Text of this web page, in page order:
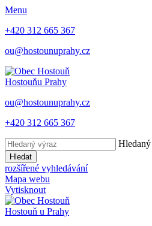
Menu
+420 312 665 367
ou@hostounuprahy.cz
Hostouňu Prahy
ou@hostounuprahy.cz
+420 312 665 367
Hledat
rozšířené vyhledávání
Mapa webu
Vytisknout
Hostouň u Prahy